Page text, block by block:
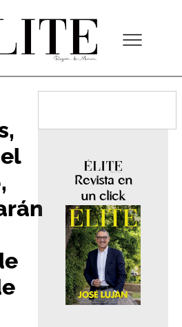
Revista en
un click